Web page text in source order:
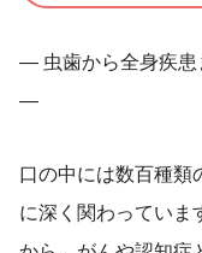
― 虫歯から全身疾患
―
口の中には数百種類
に深く関わっていま